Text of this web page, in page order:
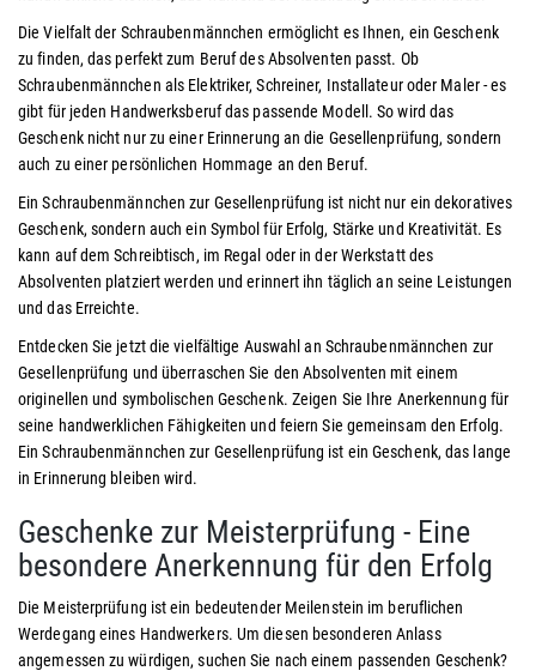
Die Vielfalt der Schraubenmännchen ermöglicht es Ihnen, ein Geschenk
zu finden, das perfekt zum Beruf des Absolventen passt. Ob
Schraubenmännchen als Elektriker, Schreiner, Installateur oder Maler - es
gibt für jeden Handwerksberuf das passende Modell. So wird das
Geschenk nicht nur zu einer Erinnerung an die Gesellenprüfung, sondern
auch zu einer persönlichen Hommage an den Beruf.
Ein Schraubenmännchen zur Gesellenprüfung ist nicht nur ein dekoratives
Geschenk, sondern auch ein Symbol für Erfolg, Stärke und Kreativität. Es
kann auf dem Schreibtisch, im Regal oder in der Werkstatt des
Absolventen platziert werden und erinnert ihn täglich an seine Leistungen
und das Erreichte.
Entdecken Sie jetzt die vielfältige Auswahl an Schraubenmännchen zur
Gesellenprüfung und überraschen Sie den Absolventen mit einem
originellen und symbolischen Geschenk. Zeigen Sie Ihre Anerkennung für
seine handwerklichen Fähigkeiten und feiern Sie gemeinsam den Erfolg.
Ein Schraubenmännchen zur Gesellenprüfung ist ein Geschenk, das lange
in Erinnerung bleiben wird.
Geschenke zur Meisterprüfung - Eine
besondere Anerkennung für den Erfolg
Die Meisterprüfung ist ein bedeutender Meilenstein im beruflichen
Werdegang eines Handwerkers. Um diesen besonderen Anlass
angemessen zu würdigen, suchen Sie nach einem passenden Geschenk?